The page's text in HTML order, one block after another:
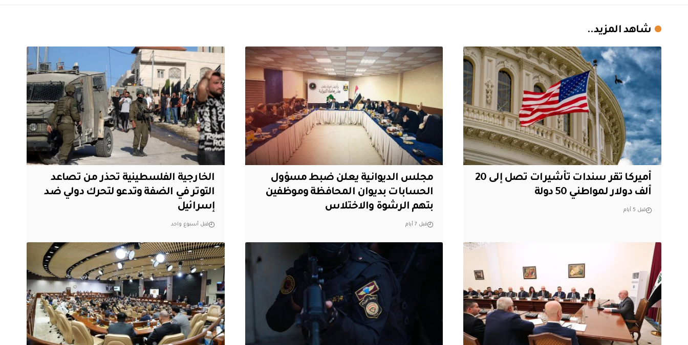
شاهد المزيد..
أميركا تقر سندات تأشيرات تصل إلى 20
ألف دولار لمواطني 50 دولة
قبل 5 أيام
مجلس الديوانية يعلن ضبط مسؤول
الحسابات بديوان المحافظة وموظفين
بتهم الرشوة والاختلاس
قبل 7 أيام
الخارجية الفلسطينية تحذر من تصاعد
التوتر في الضفة وتدعو لتحرك دولي ضد
إسرائيل
قبل أسبوع واحد